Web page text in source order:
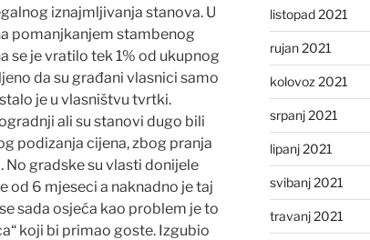
iznajmljivanja stanova. U
pomanjkanjem stambenog
se je vratilo tek 1% od ukupnog
da su građani vlasnici samo
je u vlasništvu tvrtki.
ali su stanovi dugo bili
podizanja cijena, zbog pranja
No gradske su vlasti donijele
od 6 mjeseci a naknadno je taj
sada osjeća kao problem je to
koji bi primao goste. Izgubio
listopad 2021
rujan 2021
kolovoz 2021
srpanj 2021
lipanj 2021
svibanj 2021
travanj 2021